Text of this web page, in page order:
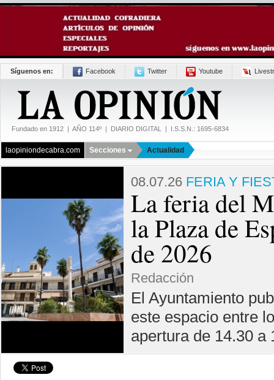
Síguenos en: Facebook Twitter Youtube
Fundado en 1912 | AÑO 114º | DIARIO DIGITAL | I.S.S.N.: 1695-6834
laopiniondecabra.com Secciones Actualidad
08.07.26 FERIA Y
La feria del
la Plaza de
de 2026
Redacción
El Ayuntamiento
este espacio entre
apertura de 14.30 a